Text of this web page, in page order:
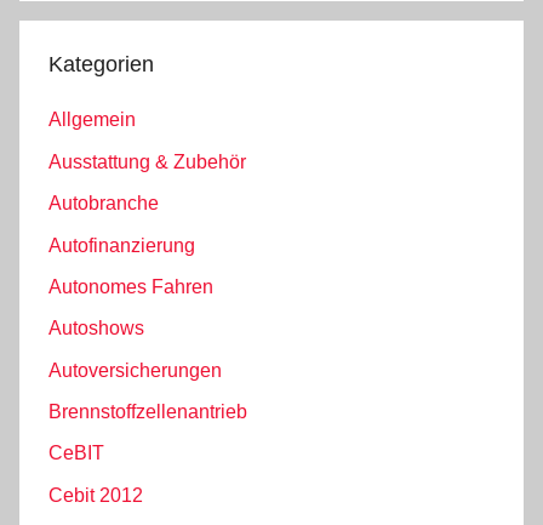
Kategorien
Allgemein
Ausstattung & Zubehör
Autobranche
Autofinanzierung
Autonomes Fahren
Autoshows
Autoversicherungen
Brennstoffzellenantrieb
CeBIT
Cebit 2012